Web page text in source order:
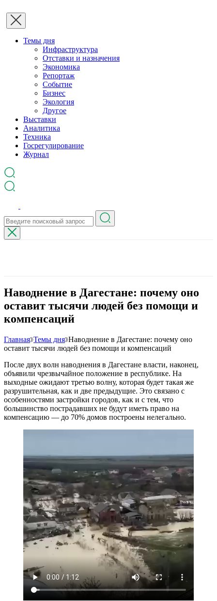
Темы дня
Инфраструктура
Отставки и назначения
Экономика
Репортаж
Событие
Бизнес
Экология
Другое
Выставки
Аналитика
Техника
Госрегулирование
Журнал
Наводнение в Дагестане: почему оно
оставит тысячи людей без помощи и
компенсаций
Главная Темы дня Наводнение в Дагестане: почему оно
оставит тысячи людей без помощи и компенсаций
После двух волн наводнения в Дагестане власти, наконец,
объявили чрезвычайное положение в республике. На
выходные ожидают третью волну, которая будет такая же
разрушительная, как и две предыдущие. Это связано с
особенностями застройки городов, как и с тем, что
большинство пострадавших не будут иметь право на
компенсацию — до 70% домов построены нелегально.